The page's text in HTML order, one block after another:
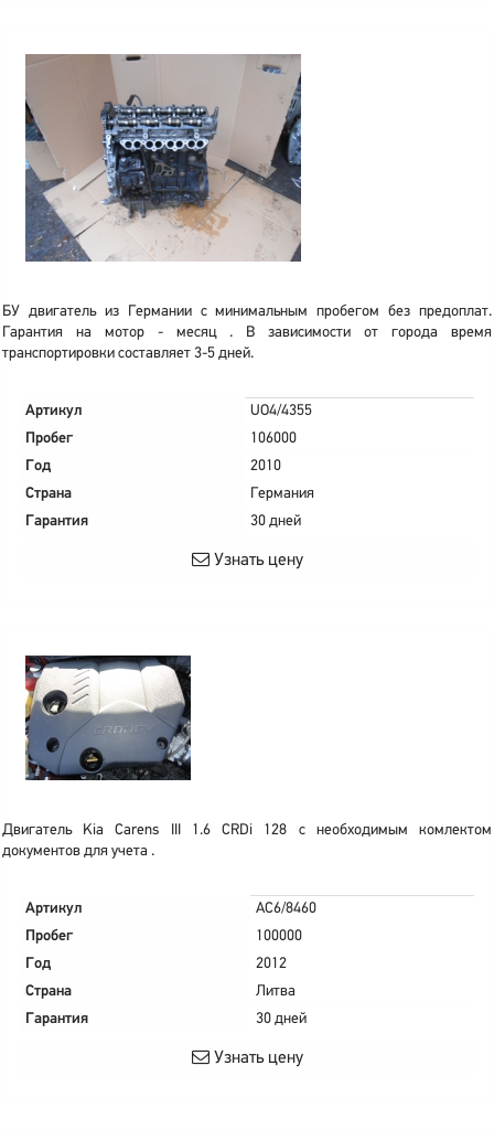
БУ двигатель из Германии с минимальным пробегом без предоплат.
Гарантия на мотор - месяц . В зависимости от города время
транспортировки составляет 3-5 дней.
Артикул
UO4/4355
Пробег
106000
Год
2010
Страна
Германия
Гарантия
30 дней
Узнать цену
Двигатель Kia Carens III 1.6 CRDi 128 с необходимым комлектом
документов для учета .
Артикул
AC6/8460
Пробег
100000
Год
2012
Страна
Литва
Гарантия
30 дней
Узнать цену